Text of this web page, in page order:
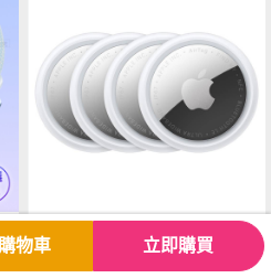
【Apple】AirTag (第 2 代) 4件
裝
物車 立即購買